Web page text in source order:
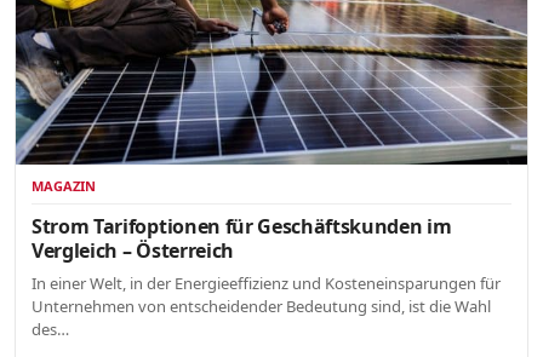
MAGAZIN
Strom Tarifoptionen für Geschäftskunden im
Vergleich – Österreich
In einer Welt, in der Energieeffizienz und Kosteneinsparungen für
Unternehmen von entscheidender Bedeutung sind, ist die Wahl
des…